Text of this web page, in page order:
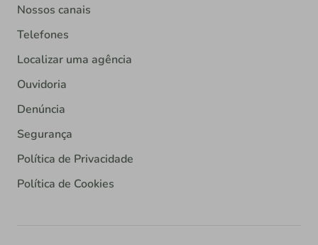
Nossos canais
Telefones
Localizar uma agência
Ouvidoria
Denúncia
Segurança
Política de Privacidade
Política de Cookies